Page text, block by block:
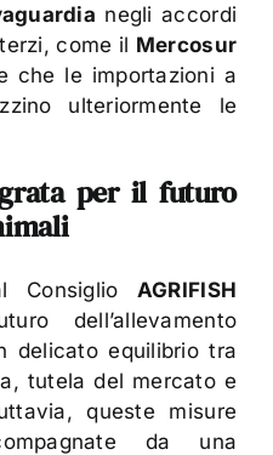
negli accordi
come il Mercosur
che le importazioni a
ulteriormente le
per il futuro
Consiglio AGRIFISH
dell’allevamento
delicato equilibrio tra
tutela del mercato e
queste misure
da una